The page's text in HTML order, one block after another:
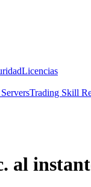
Licencias
Trading Skill
al